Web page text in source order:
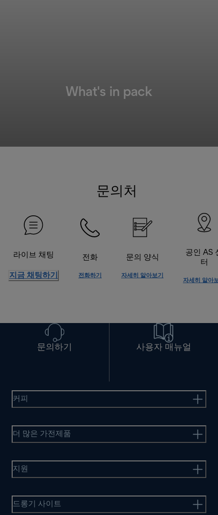
What's in pack
문의처
라이브 채팅
지금 채팅하기
전화
전화하기
문의 양식
자세히 알아보기
공인 AS
터
자세히 알아
문의하기 사용자 매뉴얼
커피
더 많은 가전제품
지원
드롱기 사이트